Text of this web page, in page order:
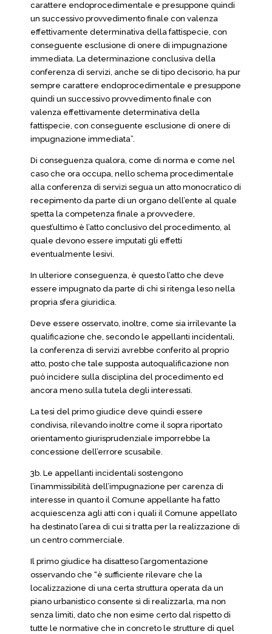
carattere endoprocedimentale e presuppone quindi
un successivo provvedimento finale con valenza
effettivamente determinativa della fattispecie, con
conseguente esclusione di onere di impugnazione
immediata. La determinazione conclusiva della
conferenza di servizi, anche se di tipo decisorio, ha pur
sempre carattere endoprocedimentale e presuppone
quindi un successivo provvedimento finale con
valenza effettivamente determinativa della
fattispecie, con conseguente esclusione di onere di
impugnazione immediata”.
Di conseguenza qualora, come di norma e come nel
caso che ora occupa, nello schema procedimentale
alla conferenza di servizi segua un atto monocratico di
recepimento da parte di un organo dell’ente al quale
spetta la competenza finale a provvedere,
quest’ultimo è l’atto conclusivo del procedimento, al
quale devono essere imputati gli effetti
eventualmente lesivi.
In ulteriore conseguenza, è questo l’atto che deve
essere impugnato da parte di chi si ritenga leso nella
propria sfera giuridica.
Deve essere osservato, inoltre, come sia irrilevante la
qualificazione che, secondo le appellanti incidentali,
la conferenza di servizi avrebbe conferito al proprio
atto, posto che tale supposta autoqualificazione non
può incidere sulla disciplina del procedimento ed
ancora meno sulla tutela degli interessati.
La tesi del primo giudice deve quindi essere
condivisa, rilevando inoltre come il sopra riportato
orientamento giurisprudenziale imporrebbe la
concessione dell’errore scusabile.
3b. Le appellanti incidentali sostengono
l’inammissibilità dell’impugnazione per carenza di
interesse in quanto il Comune appellante ha fatto
acquiescenza agli atti con i quali il Comune appellato
ha destinato l’area di cui si tratta per la realizzazione di
un centro commerciale.
Il primo giudice ha disatteso l’argomentazione
osservando che “è sufficiente rilevare che la
localizzazione di una certa struttura operata da un
piano urbanistico consente sì di realizzarla, ma non
senza limiti, dato che non esime certo dal rispetto di
tutte le normative che in concreto le strutture di quel